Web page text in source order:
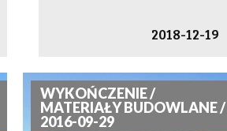
2018-12-19
WYKOŃCZENIE /
MATERIAŁY BUDOWLANE /
2016-09-29